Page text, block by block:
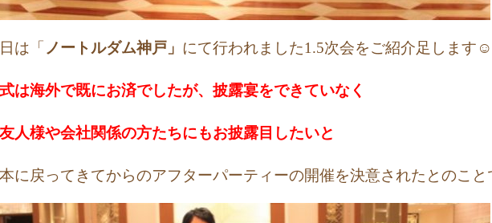
は「 ノートルダム神戸」 にて行われました1.5次会をご紹介足します☺
は海外で既にお済でしたが、披露宴をできていなく
人様や会社関係の方たちにもお披露目したいと
に戻ってきてからのアフターパーティーの開催を決意されたとのこと